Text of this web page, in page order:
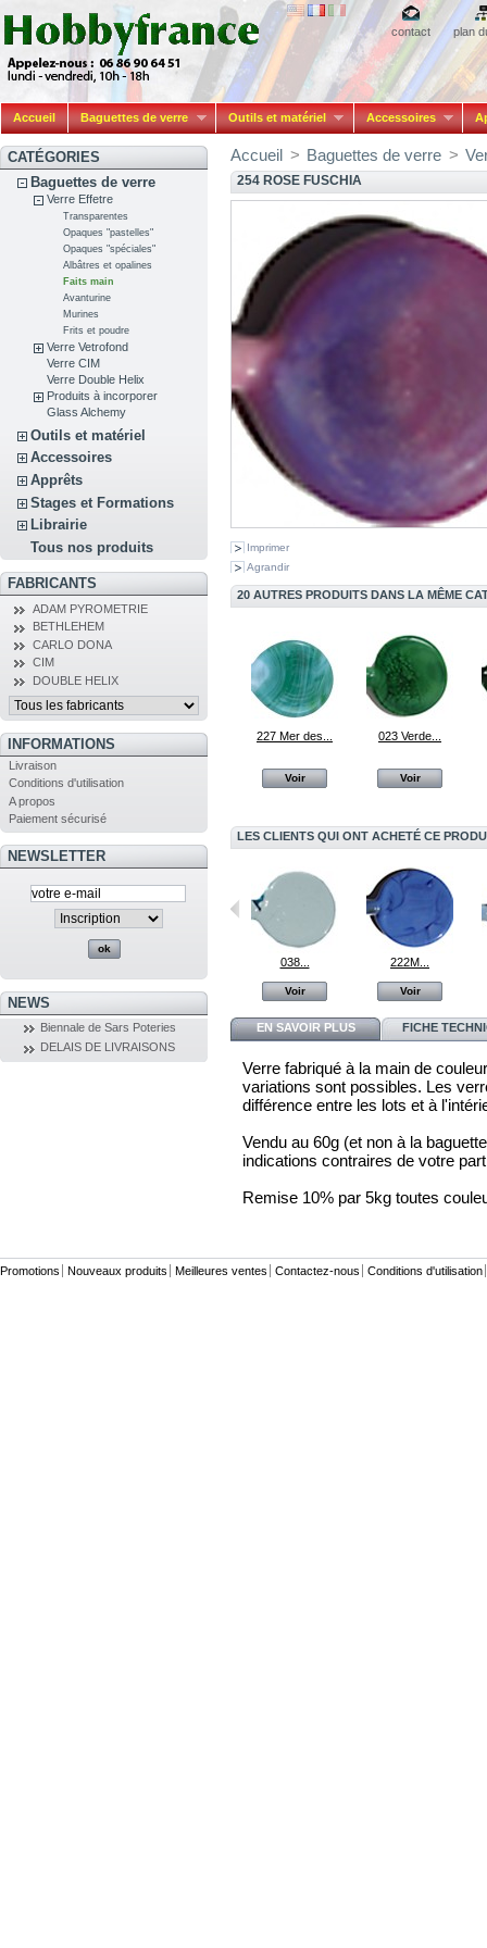
contact plan
Accueil Baguettes de verre Outils et matériel Accessoires
CATÉGORIES
Baguettes de verre
Verre Effetre
Transparentes
Opaques "pastelles"
Opaques "spéciales"
Albâtres et opalines
Faits main
Avanturine
Murines
Frits et poudre
Verre Vetrofond
Verre CIM
Verre Double Helix
Produits à incorporer
Glass Alchemy
Outils et matériel
Accessoires
Apprêts
Stages et Formations
Librairie
Tous nos produits
FABRICANTS
ADAM PYROMETRIE
BETHLEHEM
CARLO DONA
CIM
DOUBLE HELIX
INFORMATIONS
Livraison
Conditions d'utilisation
A propos
Paiement sécurisé
NEWSLETTER
NEWS
Biennale de Sars Poteries
DELAIS DE LIVRAISONS
Accueil > Baguettes de verre >
254 ROSE FUSCHIA
Imprimer
Agrandir
20 AUTRES PRODUITS DANS LA MÊME
227 Mer des...
Voir
023 Verde...
Voir
LES CLIENTS QUI ONT ACHETÉ CE
Tour de cou...
Voir Voir
038...
Voir
222M...
Voir
EN SAVOIR PLUS FICHE
Verre fabriqué à la main de
variations sont possibles. Les
différence entre les lots et à
Vendu au 60g (et non à la
indications contraires de votre
Remise 10% par 5kg toutes
Promotions Nouveaux produits Meilleures ventes Contactez-nous Conditions d'utilisation